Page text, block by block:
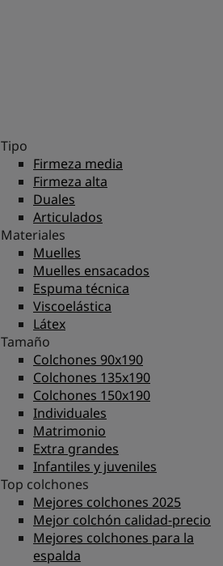
Tipo
Firmeza media
Firmeza alta
Duales
Articulados
Materiales
Muelles
Muelles ensacados
Espuma técnica
Viscoelástica
Látex
Tamaño
Colchones 90x190
Colchones 135x190
Colchones 150x190
Individuales
Matrimonio
Extra grandes
Infantiles y juveniles
Top colchones
Mejores colchones 2025
Mejor colchón calidad-precio
Mejores colchones para la
espalda